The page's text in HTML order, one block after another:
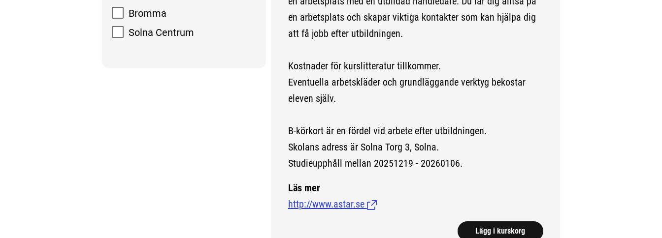
Bromma
Solna Centrum
en arbetsplats och skapar viktiga kontakter som kan hjälpa dig
att få jobb efter utbildningen.
Kostnader för kurslitteratur tillkommer.
Eventuella arbetskläder och grundläggande verktyg bekostar
eleven själv.
B-körkort är en fördel vid arbete efter utbildningen.
Skolans adress är Solna Torg 3, Solna.
Studieupphåll mellan 20251219 - 20260106.
Läs mer
http://www.astar.se (Länk till extern sida.)
Lägg i kurskorg